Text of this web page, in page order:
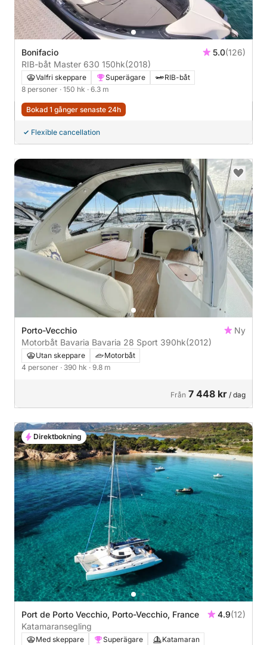
Bonifacio 5.0(126)
RIB-båt Master 630 150hk(2018)
Valfri skeppare Superägare
RIB-båt
8 personer · 150 hk · 6.3 m
Bokad 1 gånger senaste 24h
Flexible cancellation
Porto-Vecchio
Ny
Motorbåt Bavaria Bavaria 28 Sport 390hk(2012)
Utan skeppare
Motorbåt
4 personer · 390 hk · 9.8 m
Från 7 448 kr / dag
Port de Porto Vecchio, Porto-Vecchio, France 4.9(12)
Katamaransegling
Med skeppare Superägare
Katamaran
Direktbokning